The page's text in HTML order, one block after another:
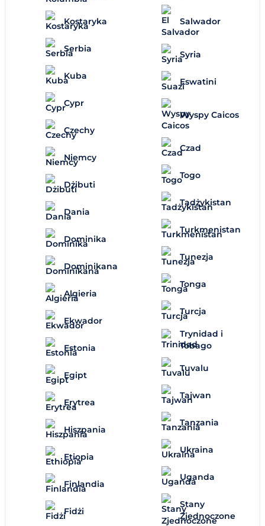
Kostaryka
Serbia
Kuba
Cypr
Czechy
Niemcy
Dżibuti
Dania
Dominika
Dominikana
Algieria
Ekwador
Estonia
Egipt
Erytrea
Hiszpania
Etiopia
Finlandia
Fidżi
Salwador
Syria
Eswatini
Wyspy Caicos
Czad
Togo
Tadżykistan
Turkmenistan
Tunezja
Tonga
Turcja
Trynidad i
Tobago
Tuvalu
Tajwan
Tanzania
Ukraina
Uganda
Stany
Zjednoczone